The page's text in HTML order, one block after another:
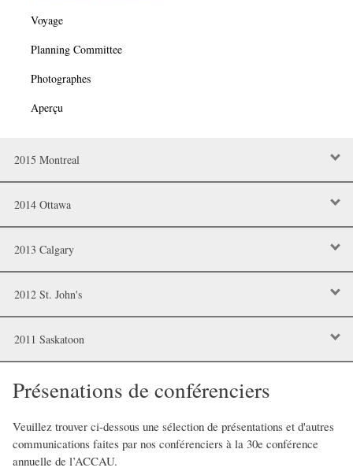
Voyage
Planning Committee
Photographes
Aperçu
2015 Montreal
2014 Ottawa
2013 Calgary
2012 St. John's
2011 Saskatoon
Présenations de conférenciers
Veuillez trouver ci-dessous une sélection de présentations et d'autres
communications faites par nos conférenciers à la 30e conférence
annuelle de l’ACCAU.